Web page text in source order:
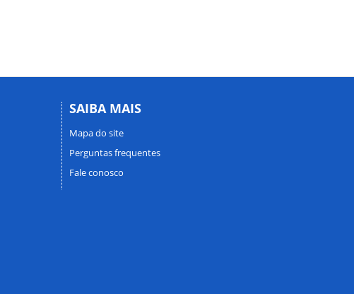
SAIBA MAIS
Mapa do site
Perguntas frequentes
Fale conosco